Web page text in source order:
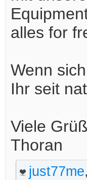
alles for
Wenn
Ihr seit
Viele
Thoran
just77me,